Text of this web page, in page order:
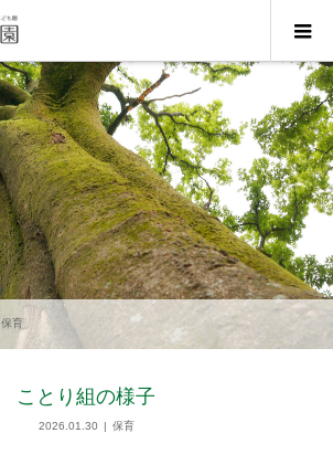
保育
ことり組の様子
2026.01.30 保育